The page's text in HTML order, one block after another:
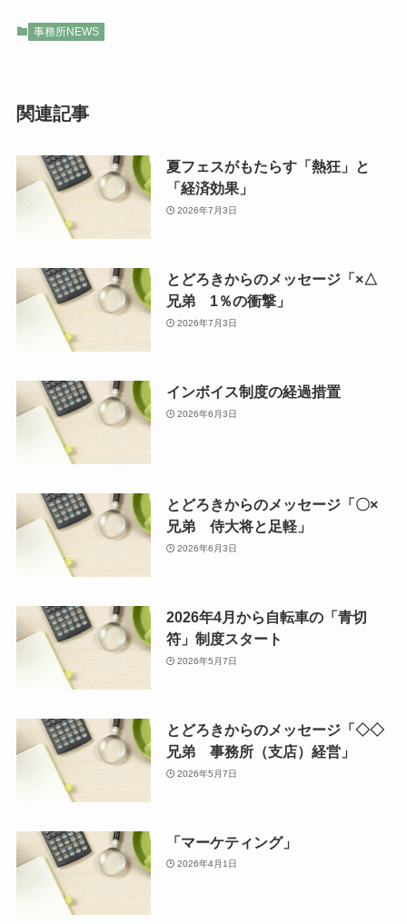
事務所NEWS
関連記事
夏フェスがもたらす「熱狂」と
「経済効果」
2026年7月3日
とどろきからのメッセージ「×△
兄弟 1％の衝撃」
2026年7月3日
インボイス制度の経過措置
2026年6月3日
とどろきからのメッセージ「〇×
兄弟 侍大将と足軽」
2026年6月3日
2026年4月から自転車の「青切
符」制度スタート
2026年5月7日
とどろきからのメッセージ「◇◇
兄弟 事務所（支店）経営」
2026年5月7日
「マーケティング」
2026年4月1日